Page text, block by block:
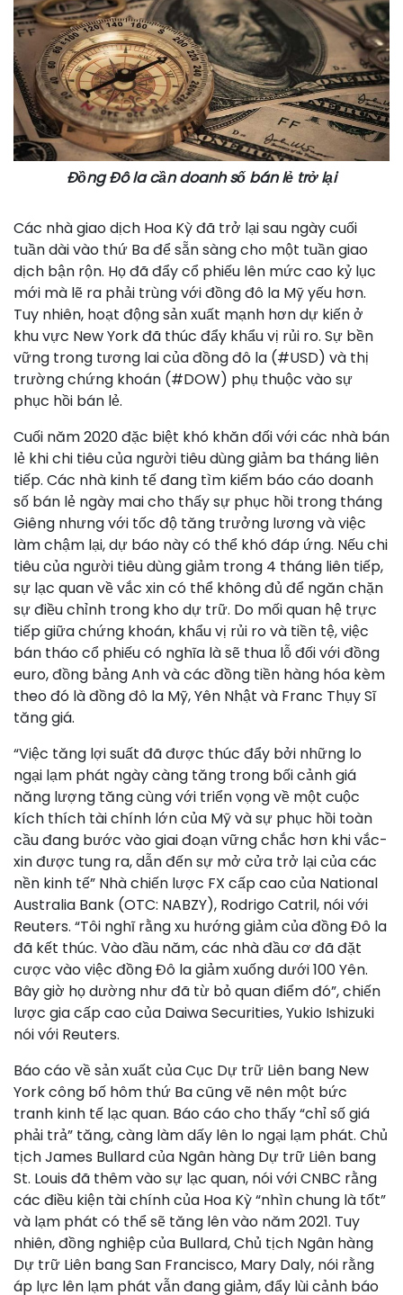
Đồng Đô la cần doanh số bán lẻ trở lại
Các nhà giao dịch Hoa Kỳ đã trở lại sau ngày cuối
tuần dài vào thứ Ba để sẵn sàng cho một tuần giao
dịch bận rộn. Họ đã đẩy cổ phiếu lên mức cao kỷ lục
mới mà lẽ ra phải trùng với đồng đô la Mỹ yếu hơn.
Tuy nhiên, hoạt động sản xuất mạnh hơn dự kiến ​​ở
khu vực New York đã thúc đẩy khẩu vị rủi ro. Sự bền
vững trong tương lai của đồng đô la (#USD) và thị
trường chứng khoán (#DOW) phụ thuộc vào sự
phục hồi bán lẻ.
Cuối năm 2020 đặc biệt khó khăn đối với các nhà bán
lẻ khi chi tiêu của người tiêu dùng giảm ba tháng liên
tiếp. Các nhà kinh tế đang tìm kiếm báo cáo doanh
số bán lẻ ngày mai cho thấy sự phục hồi trong tháng
Giêng nhưng với tốc độ tăng trưởng lương và việc
làm chậm lại, dự báo này có thể khó đáp ứng. Nếu chi
tiêu của người tiêu dùng giảm trong 4 tháng liên tiếp,
sự lạc quan về vắc xin có thể không đủ để ngăn chặn
sự điều chỉnh trong kho dự trữ. Do mối quan hệ trực
tiếp giữa chứng khoán, khẩu vị rủi ro và tiền tệ, việc
bán tháo cổ phiếu có nghĩa là sẽ thua lỗ đối với đồng
euro, đồng bảng Anh và các đồng tiền hàng hóa kèm
theo đó là đồng đô la Mỹ, Yên Nhật và Franc Thụy Sĩ
tăng giá.
“Việc tăng lợi suất đã được thúc đẩy bởi những lo
ngại lạm phát ngày càng tăng trong bối cảnh giá
năng lượng tăng cùng với triển vọng về một cuộc
kích thích tài chính lớn của Mỹ và sự phục hồi toàn
cầu đang bước vào giai đoạn vững chắc hơn khi vắc-
xin được tung ra, dẫn đến sự mở cửa trở lại của các
nền kinh tế” Nhà chiến lược FX cấp cao của National
Australia Bank (OTC: NABZY), Rodrigo Catril, nói với
Reuters. “Tôi nghĩ rằng xu hướng giảm của đồng Đô la
đã kết thúc. Vào đầu năm, các nhà đầu cơ đã đặt
cược vào việc đồng Đô la giảm xuống dưới 100 Yên.
Bây giờ họ dường như đã từ bỏ quan điểm đó”, chiến
lược gia cấp cao của Daiwa Securities, Yukio Ishizuki
nói với Reuters.
Báo cáo về sản xuất của Cục Dự trữ Liên bang New
York công bố hôm thứ Ba cũng vẽ nên một bức
tranh kinh tế lạc quan. Báo cáo cho thấy “chỉ số giá
phải trả” tăng, càng làm dấy lên lo ngại lạm phát. Chủ
tịch James Bullard của Ngân hàng Dự trữ Liên bang
St. Louis đã thêm vào sự lạc quan, nói với CNBC rằng
các điều kiện tài chính của Hoa Kỳ “nhìn chung là tốt”
và lạm phát có thể sẽ tăng lên vào năm 2021. Tuy
nhiên, đồng nghiệp của Bullard, Chủ tịch Ngân hàng
Dự trữ Liên bang San Francisco, Mary Daly, nói rằng
áp lực lên lạm phát vẫn đang giảm, đẩy lùi cảnh báo